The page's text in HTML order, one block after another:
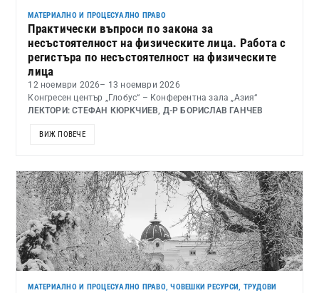
МАТЕРИАЛНО И ПРОЦЕСУАЛНО ПРАВО
Практически въпроси по закона за
несъстоятелност на физическите лица. Работа с
регистъра по несъстоятелност на физическите
лица
12 ноември 2026– 13 ноември 2026
Конгресен център „Глобус“ – Конферентна зала „Азия“
ЛЕКТОРИ: СТЕФАН КЮРКЧИЕВ, Д-Р БОРИСЛАВ ГАНЧЕВ
ВИЖ ПОВЕЧЕ
МАТЕРИАЛНО И ПРОЦЕСУАЛНО ПРАВО,ЧОВЕШКИ РЕСУРСИ, ТРУДОВИ